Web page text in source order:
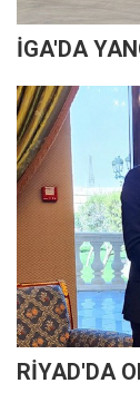
İGA'DA
RİYAD'DA